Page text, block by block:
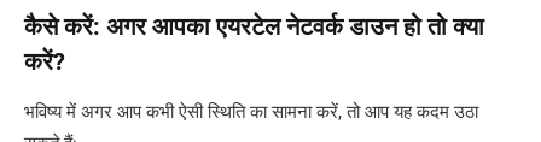
कैसे करें: अगर आपका एयरटेल नेटवर्क डाउन हो तो क्या
करें?
भविष्य में अगर आप कभी ऐसी स्थिति का सामना करें, तो आप यह कदम उठा